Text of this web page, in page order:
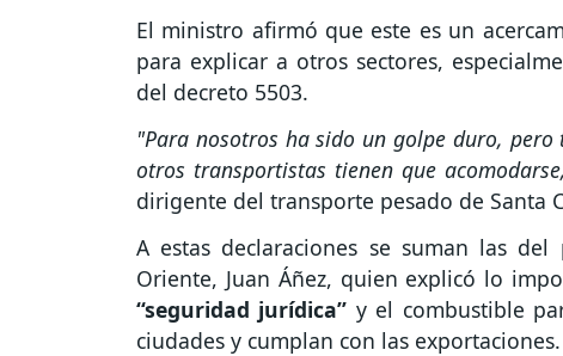
El ministro afirmó que este es un
para explicar a otros sectores,
del decreto 5503.
"Para nosotros ha sido un golpe duro, pero
otros transportistas tienen que
dirigente del transporte pesado de Santa
A estas declaraciones se suman las
Oriente, Juan Áñez, quien explicó lo
“seguridad jurídica” y el combustible
ciudades y cumplan con las exportaciones.